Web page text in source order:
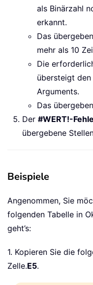
als Binärzahl
erkannt.
Das
mehr als 10
Die
übersteigt
Arguments.
Das
Der #WERT!-
übergebene
Beispiele
Angenommen, Sie
folgenden Tabelle in
geht’s:
1. Kopieren Sie die
Zelle.E5.